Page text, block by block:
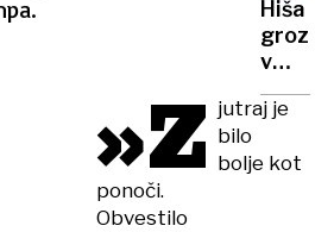
»Z jutraj je
bilo
bolje kot
ponoči.
Obvestilo
“Šlo
je za
javne
Hiša
groze:
v
vili
21